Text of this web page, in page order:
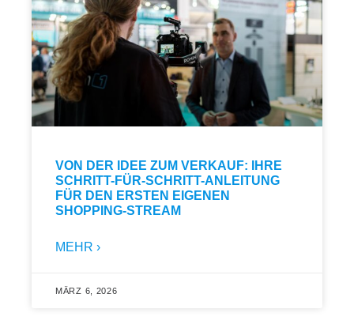
VON DER IDEE ZUM VERKAUF: IHRE
SCHRITT-FÜR-SCHRITT-ANLEITUNG
FÜR DEN ERSTEN EIGENEN
SHOPPING-STREAM
MEHR ›
MÄRZ 6, 2026